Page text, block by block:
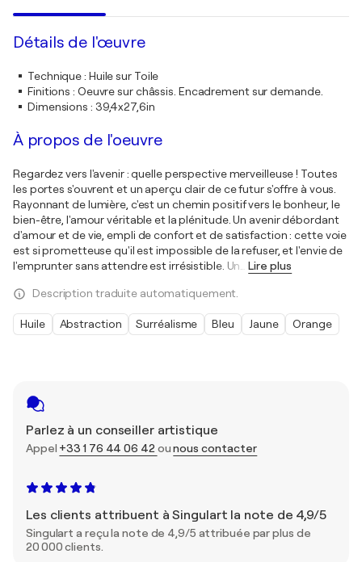
Parlez à un conseiller artistique
Appel +33 1 76 44 06 42 ounous contacter
Les clients attribuent à Singulart la note de 4,9/5
Singulart a reçu la note de 4,9/5 attribuée par plus de
20 000 clients.
Détails de l'œuvre
Technique: Huile sur Toile
Finitions : Oeuvre sur châssis. Encadrement sur demande.
Dimensions : 39,4x27,6in
À propos de l'oeuvre
Regardez vers l'avenir : quelle perspective merveilleuse ! Toutes
les portes s'ouvrent et un aperçu clair de ce futur s'offre à vous.
Rayonnant de lumière, c'est un chemin positif vers le bonheur, le
bien-être, l'amour véritable et la plénitude. Un avenir débordant
d'amour et de vie, empli de confort et de satisfaction : cette voie
est si prometteuse qu'il est impossible de la refuser, et l'envie de
l'emprunter sans attendre est irrésistible. Un
Lire plus
Description traduite automatiquement.
Huile Abstraction Surréalisme Bleu Jaune Orange